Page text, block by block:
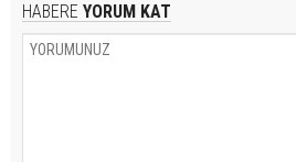
HABERE YORUM KAT